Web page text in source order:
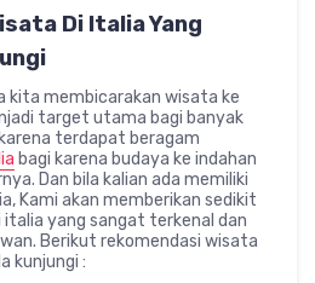
Di Italia Yang
kita membicarakan wisata ke
target utama bagi banyak
terdapat beragam
bagi karena budaya ke indahan
Dan bila kalian ada memiliki
Kami akan memberikan sedikit
yang sangat terkenal dan
Berikut rekomendasi wisata
kunjungi :